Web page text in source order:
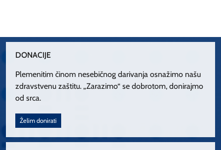
DONACIJE
Plemenitim činom nesebičnog darivanja osnažimo našu
zdravstvenu zaštitu. „Zarazimo“ se dobrotom, donirajmo
od srca.
Želim donirati